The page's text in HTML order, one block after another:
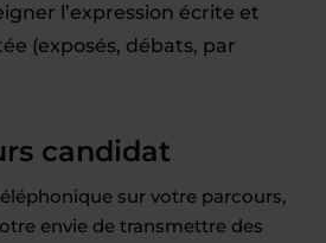
l’expression écrite et
(exposés, débats, par
candidat
sur votre parcours,
envie de transmettre des